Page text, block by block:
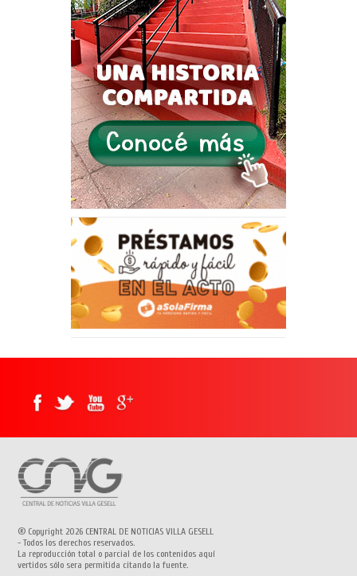
® Copyright 2026 CENTRAL DE NOTICIAS VILLA GESELL
- Todos los derechos reservados.
La reproducción total o parcial de los contenidos aquí
vertidos sólo sera permitida citando la fuente.